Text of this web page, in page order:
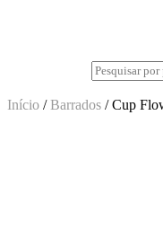
Início /Barrados / Cup